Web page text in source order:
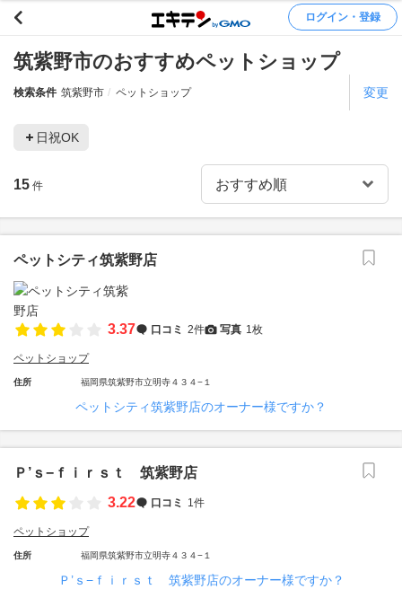
ログイン・登録
筑紫野市のおすすめペットショップ
検索条件 筑紫野市 ペットショップ 変更
日祝OK
15 件
ペットシティ筑紫野店
3.37 口コミ 2件 写真 1枚
ペットショップ
住所 福岡県筑紫野市立明寺４３４−１
ペットシティ筑紫野店のオーナー様ですか？
Ｐ’ｓ−ｆｉｒｓｔ 筑紫野店
3.22
口コミ 1件
ペットショップ
住所 福岡県筑紫野市立明寺４３４−１
Ｐ’ｓ−ｆｉｒｓｔ 筑紫野店のオーナー様ですか？